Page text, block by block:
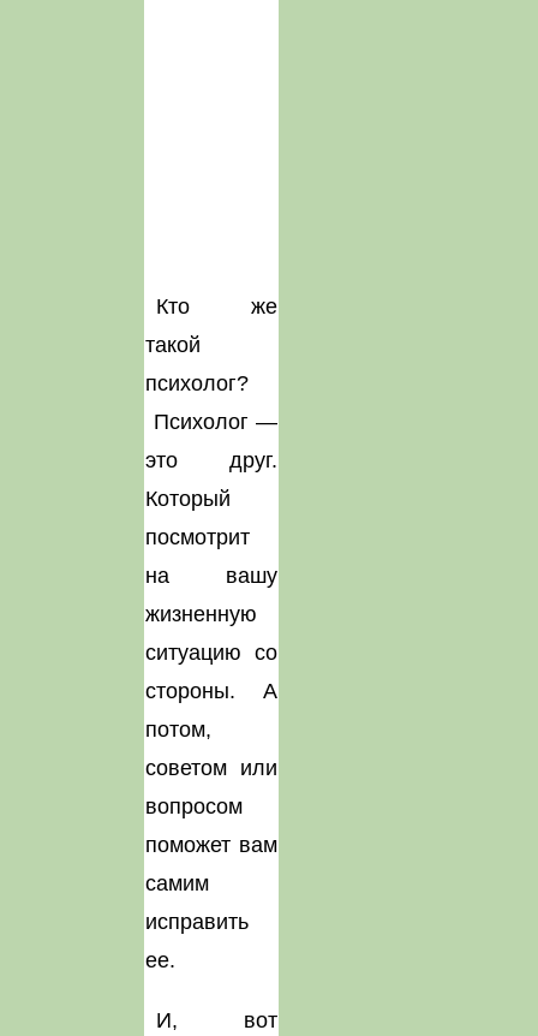
Кто же
такой
психолог?
Психолог —
это друг.
Который
посмотрит
на вашу
жизненную
ситуацию со
стороны. А
потом,
советом или
вопросом
поможет вам
самим
исправить
ее.
И, вот